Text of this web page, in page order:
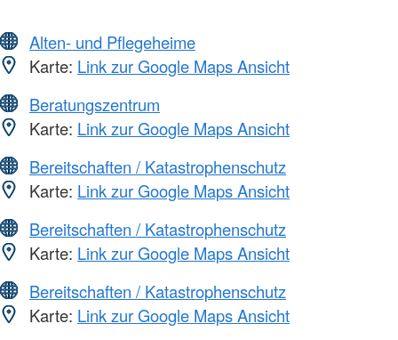
Alten- und Pflegeheime
Karte: Link zur Google Maps Ansicht
Beratungszentrum
Karte: Link zur Google Maps Ansicht
Bereitschaften / Katastrophenschutz
Karte: Link zur Google Maps Ansicht
Bereitschaften / Katastrophenschutz
Karte: Link zur Google Maps Ansicht
Bereitschaften / Katastrophenschutz
Karte: Link zur Google Maps Ansicht